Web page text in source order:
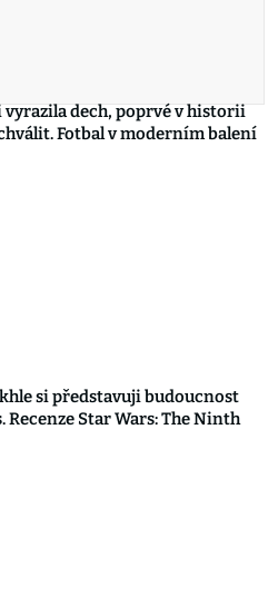
vyrazila dech, poprvé v historii
Fotbal v moderním balení
si představuji budoucnost
Recenze Star Wars: The Ninth